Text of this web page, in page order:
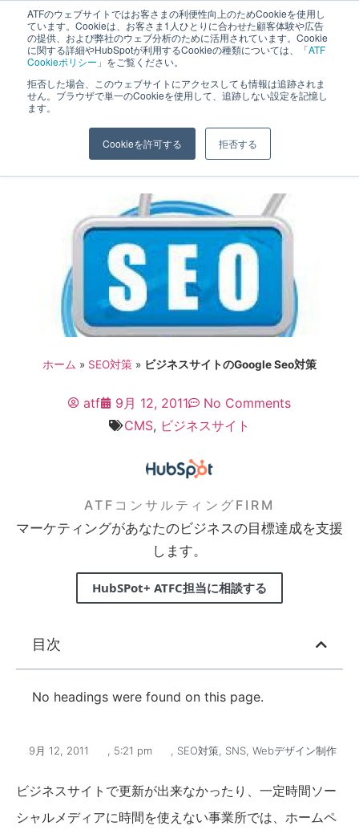
ATFのウェブサイトではお客さまの利便性向上のためCookieを使用し
ています。Cookieは、お客さま1人ひとりに合わせた顧客体験や広告
の提供、および弊社のウェブ分析のために活用されています。Cookie
に関する詳細やHubSpotが利用するCookieの種類については、「ATF
Cookieポリシー 」をご覧ください。
拒否した場合、このウェブサイトにアクセスしても情報は追跡されま
せん。ブラウザで単一のCookieを使用して、追跡しない設定を記憶し
ます。
Cookieを許可する 拒否する
長野県長野市・松本市ウェブ制作事業部 コンサルティングFIRM
ビジネスサイトのGoogle Seo対策
ホーム » SEO対策 » ビジネスサイトのGoogle Seo対策
atf 9月 12, 2011
No Comments
CMS, ビジネスサイト
ATFコンサルティングFIRM
マーケティングがあなたのビジネスの目標達成を支援
します。
HubSPot+ ATFC担当に相談する
目次
No headings were found on this page.
9月 12, 2011 , 5:21 pm , SEO対策, SNS, Webデザイン制作
ビジネスサイトで更新が出来なかったり、一定時間ソー
シャルメディアに時間を使えない事業所では、ホームペ